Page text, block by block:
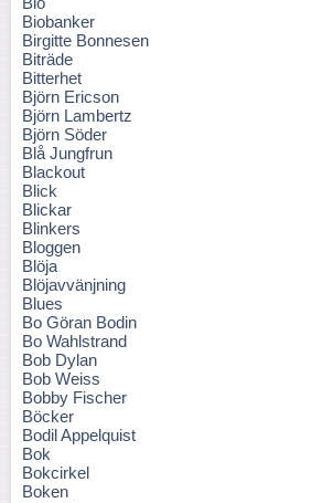
Biobanker
Birgitte Bonnesen
Biträde
Bitterhet
Björn Ericson
Björn Lambertz
Björn Söder
Blå Jungfrun
Blackout
Blick
Blickar
Blinkers
Bloggen
Blöja
Blöjavvänjning
Blues
Bo Göran Bodin
Bo Wahlstrand
Bob Dylan
Bob Weiss
Bobby Fischer
Böcker
Bodil Appelquist
Bok
Bokcirkel
Boken